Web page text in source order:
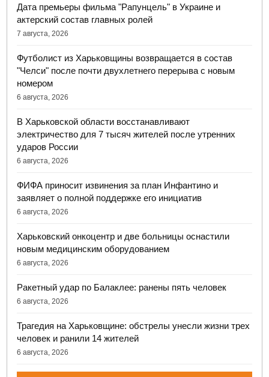
Дата премьеры фильма "Рапунцель" в Украине и
актерский состав главных ролей
7 августа, 2026
Футболист из Харьковщины возвращается в состав
"Челси" после почти двухлетнего перерыва с новым
номером
6 августа, 2026
В Харьковской области восстанавливают
электричество для 7 тысяч жителей после утренних
ударов России
6 августа, 2026
ФИФА приносит извинения за план Инфантино и
заявляет о полной поддержке его инициатив
6 августа, 2026
Харьковский онкоцентр и две больницы оснастили
новым медицинским оборудованием
6 августа, 2026
Ракетный удар по Балаклее: ранены пять человек
6 августа, 2026
Трагедия на Харьковщине: обстрелы унесли жизни трех
человек и ранили 14 жителей
6 августа, 2026